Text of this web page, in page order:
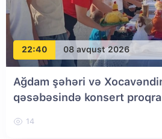
22:40 08 avqust 2026
Ağdam şəhəri və Xocavəndin
qəsəbəsində konsert
14